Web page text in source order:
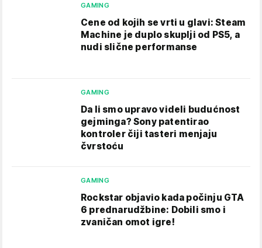
GAMING
Cene od kojih se vrti u glavi: Steam
Machine je duplo skuplji od PS5, a
nudi slične performanse
GAMING
Da li smo upravo videli budućnost
gejminga? Sony patentirao
kontroler čiji tasteri menjaju
čvrstoću
GAMING
Rockstar objavio kada počinju GTA
6 prednarudžbine: Dobili smo i
zvaničan omot igre!